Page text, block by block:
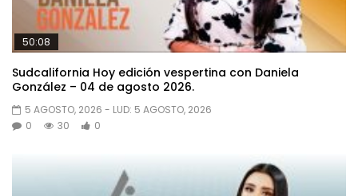
50:08
Sudcalifornia Hoy edición vespertina con Daniela
González – 04 de agosto 2026.
5 AGOSTO, 2026 - LUD: 5 AGOSTO, 2026
0
30 0